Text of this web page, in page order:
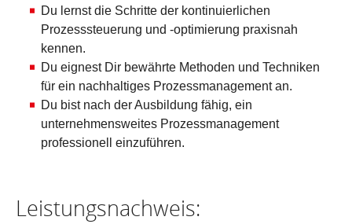
Du lernst die Schritte der kontinuierlichen
Prozesssteuerung und -optimierung praxisnah
kennen.
Du eignest Dir bewährte Methoden und Techniken
für ein nachhaltiges Prozessmanagement an.
Du bist nach der Ausbildung fähig, ein
unternehmensweites Prozessmanagement
professionell einzuführen.
Leistungsnachweis: